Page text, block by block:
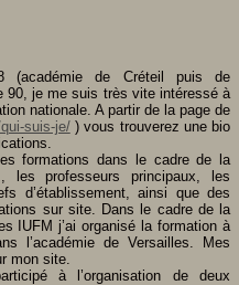
(académie de Créteil puis de
90, je me suis très vite intéressé à
nationale. A partir de la page de
suis-je/) vous trouverez une bio
formations dans le cadre de la
les professeurs principaux, les
d’établissement, ainsi que des
sur site. Dans le cadre de la
IUFM j’ai organisé la formation à
l’académie de Versailles . Mes
mon site.
à l’organisation de deux